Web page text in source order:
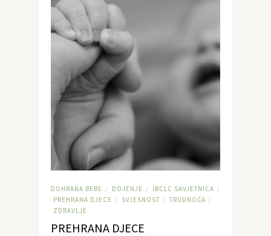
DOHRANA BEBE / DOJENJE / IBCLC SAVJETNICA /
PREHRANA DJECE / SVJESNOST / TRUDNOĆA /
ZDRAVLJE
PREHRANA DJECE